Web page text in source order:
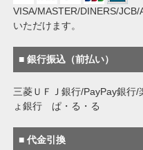
VISA/MASTER/DINERS/JCB/
いただけます。
■ 銀行振込（前払い）
三菱ＵＦＪ銀行/PayPay銀行/
ょ銀行 ぱ・る・る
■ 代金引換